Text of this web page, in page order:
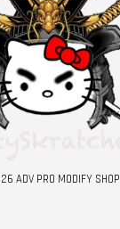
ADV PRO MODIFY SHOP